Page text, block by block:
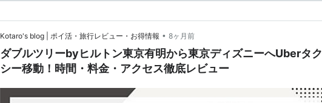
Kotaro's blog | ポイ活・旅行レビュー・お得情報 • 8ヶ月前
ダブルツリーbyヒルトン東京有明から東京ディズニーへUberタク
シー移動！時間・料金・アクセス徹底レビュー